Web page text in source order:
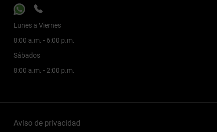
Lunes a Viernes
8:00 a.m. - 6:00 p.m.
Sábados
8:00 a.m. - 2:00 p.m.
Aviso de privacidad